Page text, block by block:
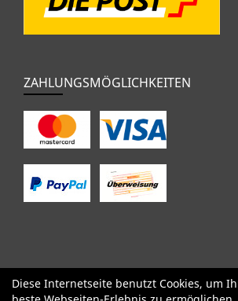
ZAHLUNGSMÖGLICHKEITEN
SALE Specialized Factor Cervélo
Diese Internetseite benutzt Cookies, um